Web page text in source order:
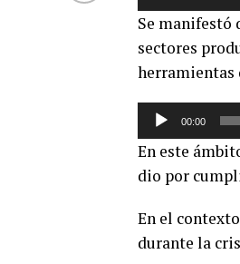
audio
Se manifestó
sectores
herramientas
Reproductor
audio
00:00
En este
dio por
En el
durante la